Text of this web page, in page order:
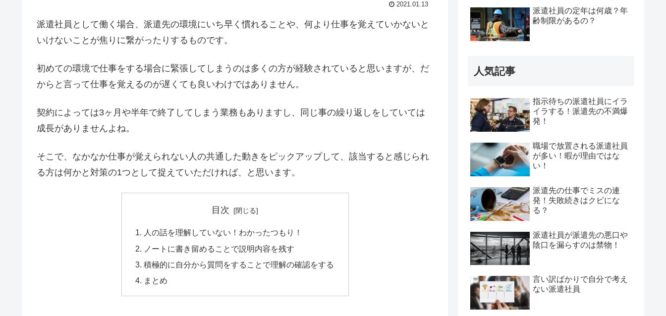
2021.01.13
派遣社員として働く場合、派遣先の環境にいち早く慣れることや、何より仕事を覚えていかないと
いけないことが焦りに繋がったりするものです。
初めての環境で仕事をする場合に緊張してしまうのは多くの方が経験されていると思いますが、だ
からと言って仕事を覚えるのが遅くても良いわけではありません。
契約によっては3ヶ月や半年で終了してしまう業務もありますし、同じ事の繰り返しをしていては
成長がありませんよね。
そこで、なかなか仕事が覚えられない人の共通した動きをピックアップして、該当すると感じられ
る方は何かと対策の1つとして捉えていただければ、と思います。
目次
人の話を理解していない！わかったつもり！
ノートに書き留めることで説明内容を残す
積極的に自分から質問をすることで理解の確認をする
まとめ
派遣社員の定年は何歳？年
齢制限があるの？
人気記事
指示待ちの派遣社員にイラ
イラする！派遣先の不満爆
発！
職場で放置される派遣社員
が多い！暇が理由ではな
い！
派遣先の仕事でミスの連
発！失敗続きはクビにな
る？
派遣社員が派遣先の悪口や
陰口を漏らすのは禁物！
言い訳ばかりで自分で考え
ない派遣社員